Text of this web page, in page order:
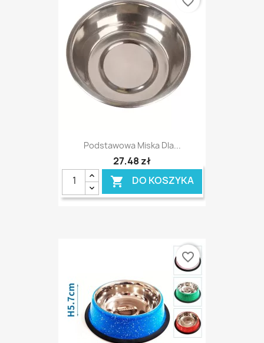
Podstawowa Miska Dla...
27,48 zł
 DO KOSZYKA
favorite_border